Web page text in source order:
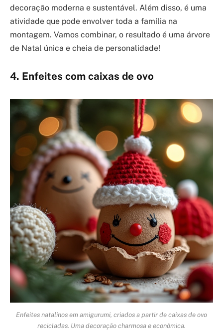
decoração moderna e sustentável. Além disso, é uma
atividade que pode envolver toda a família na
montagem. Vamos combinar, o resultado é uma árvore
de Natal única e cheia de personalidade!
4. Enfeites com caixas de ovo
Enfeites natalinos em amigurumi, criados a partir de caixas de ovo
recicladas. Uma decoração charmosa e econômica.